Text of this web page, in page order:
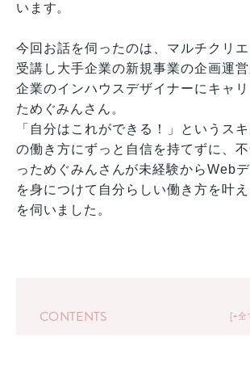
います。
今回お話を伺ったのは、マルチクリ
受講し大手企業の新規事業の企画運
企業のインハウスデザイナーにキャ
ためぐみんさん。
「自分はこれができる！」というス
の働き方にずっと自信を持てずに、
っためぐみんさんが未経験からWeb
を身につけて自分らしい働き方を叶
を伺いました。
+全
CONTENTS